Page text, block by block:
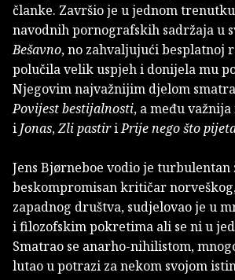
članke. Završio je u jednom
navodnih pornografskih sadržaja u
Bešavno, no zahvaljujući besplatnoj
polučila velik uspjeh i donijela mu
Njegovim najvažnijim djelom
Povijest bestijalnosti, a među
i Jonas,Zli pastiriPrije nego što
Jens Bjørneboe vodio je turbulentan
beskompromisan kritičar
zapadnog društva, sudjelovao je u
i filozofskim pokretima ali se ni u
Smatrao se anarho-nihilistom,
lutao u potrazi za nekom svojom